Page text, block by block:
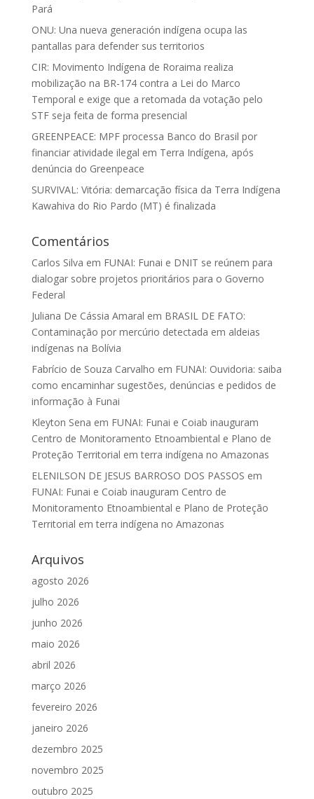
Pará
ONU: Una nueva generación indígena ocupa las
pantallas para defender sus territorios
CIR: Movimento Indígena de Roraima realiza
mobilização na BR-174 contra a Lei do Marco
Temporal e exige que a retomada da votação pelo
STF seja feita de forma presencial
GREENPEACE: MPF processa Banco do Brasil por
financiar atividade ilegal em Terra Indígena, após
denúncia do Greenpeace
SURVIVAL: Vitória: demarcação física da Terra Indígena
Kawahiva do Rio Pardo (MT) é finalizada
Comentários
Carlos Silva em FUNAI: Funai e DNIT se reúnem para
dialogar sobre projetos prioritários para o Governo
Federal
Juliana De Cássia Amaral em BRASIL DE FATO:
Contaminação por mercúrio detectada em aldeias
indígenas na Bolívia
Fabrício de Souza Carvalho em FUNAI: Ouvidoria: saiba
como encaminhar sugestões, denúncias e pedidos de
informação à Funai
Kleyton Sena em FUNAI: Funai e Coiab inauguram
Centro de Monitoramento Etnoambiental e Plano de
Proteção Territorial em terra indígena no Amazonas
ELENILSON DE JESUS BARROSO DOS PASSOS em
FUNAI: Funai e Coiab inauguram Centro de
Monitoramento Etnoambiental e Plano de Proteção
Territorial em terra indígena no Amazonas
Arquivos
agosto 2026
julho 2026
junho 2026
maio 2026
abril 2026
março 2026
fevereiro 2026
janeiro 2026
dezembro 2025
novembro 2025
outubro 2025